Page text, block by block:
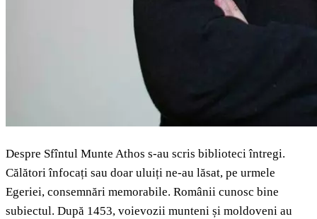
Despre Sfîntul Munte Athos s-au scris biblioteci întregi.
Călători înfocați sau doar uluiți ne-au lăsat, pe urmele
Egeriei, consemnări memorabile. Românii cunosc bine
subiectul. După 1453, voievozii munteni și moldoveni au